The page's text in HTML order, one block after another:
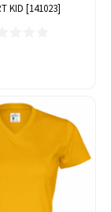
KID [141023]